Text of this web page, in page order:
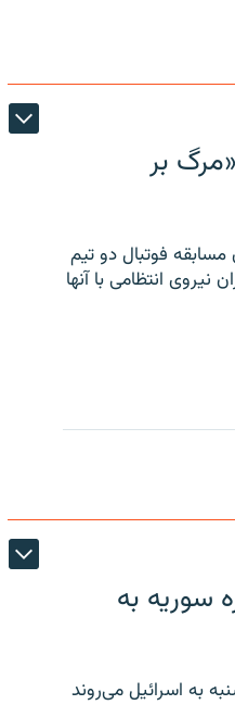
بر
فوتبال دو تیم
نیروی انتظامی با آنها
سوریه به
به اسرائیل می‌روند